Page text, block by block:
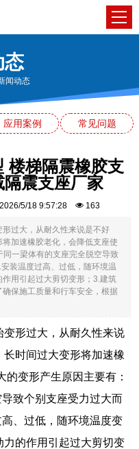
态
闻动态
应用案例 常见问题
楼梯隔震橡胶支
震支座厂家
5/18 9:57:28 163
过大，从耐久性来说是不好
加速橡胶老化，会降低支座使
一梁体有的支座完全脱空导致
装温度过高、过低，随环境温
用引起过大剪切变形；3.建筑
保施工质量和行车安全，根据
形过大，从耐久性来说
时间过大变形将加速橡
变形产生原因主要有：
致个别支座受力过大而
、过低，随环境温度变
的作用引起过大剪切变